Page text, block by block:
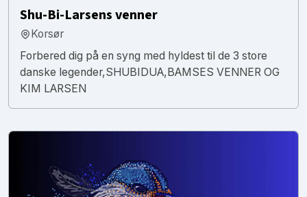
Shu-Bi-Larsens venner
Korsør
Forbered dig på en syng med hyldest til de 3 store
danske legender,SHUBIDUA,BAMSES VENNER OG
KIM LARSEN